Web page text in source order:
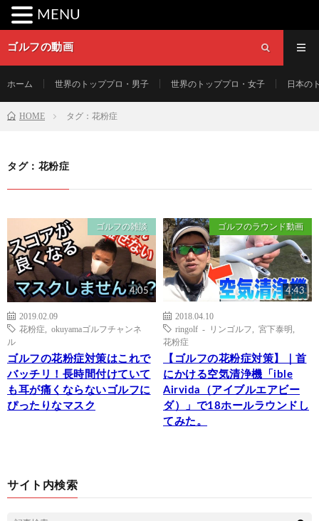
ゴルフの動画
ホーム 世界のトッププロ・男子 世界のトッププロ・女子 日本の
HOME タグ：花粉症
タグ：花粉症
ゴルフの雑談
4:05
2019.02.09
花粉症
okuyamaゴルフチャンネ
ル
ゴルフの花粉症対策はこれで
バッチリ！長時間付けていて
も耳が痛くならないゴルフに
ぴったりなマスク
ゴルフのラウンド動画
4:43
2018.04.10
ringolf - リンゴルフ
宮下泰明
花粉症
【ゴルフの花粉症対策】｜首
にかける空気清浄機「ible
Airvida（アイブルエアビー
ダ）」で18ホールラウンドし
てみた。
サイト内検索
MENU